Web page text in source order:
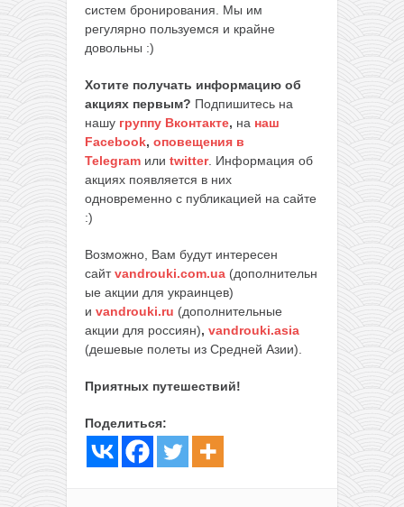
систем бронирования. Мы им
регулярно пользуемся и крайне
довольны :)
Хотите получать информацию об
акциях первым? Подпишитесь на
нашу группу Вконтакте, на наш
Facebook, оповещения в
Telegram или twitter. Информация об
акциях появляется в них
одновременно с публикацией на сайте
:)
Возможно, Вам будут интересен
сайтvandrouki.com.ua (дополнительн
ые акции для украинцев)
и vandrouki.ru (дополнительные
акции для россиян), vandrouki.asia
(дешевые полеты из Средней Азии).
Приятных путешествий!
Поделиться: